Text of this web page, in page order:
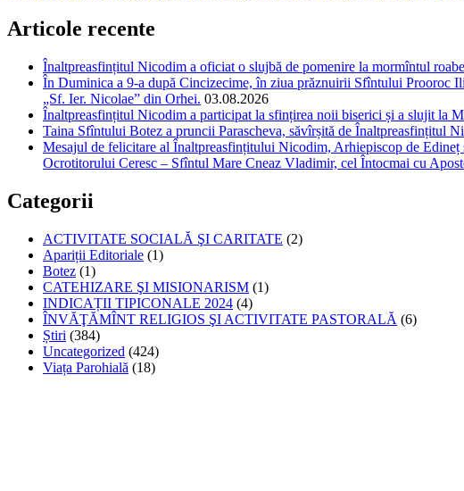
Articole recente
Înaltpreasfințitul Nicodim a oficiat o slujbă de pomenire la mormîntul
În Duminica a 9-a după Cincizecime, în ziua prăznuirii Sfîntului Prooroc
„Sf. Ier. Nicolae” din Orhei. 03.08.2026
Înaltpreasfințitul Nicodim a participat la sfințirea noii biserici și a slujit la
Taina Sfîntului Botez a pruncii Parascheva, săvîrșită de Înaltpreasfințitul
Mesajul de felicitare al Înaltpreasfințitului Nicodim, Arhiepiscop de
Ocrotitorului Ceresc – Sfîntul Mare Cneaz Vladimir, cel Întocmai cu
Categorii
ACTIVITATE SOCIALĂ ŞI CARITATE (2)
Apariții Editoriale (1)
Botez (1)
CATEHIZARE ŞI MISIONARISM (1)
INDICAȚII TIPICONALE 2024 (4)
ÎNVĂŢĂMÎNT RELIGIOS ŞI ACTIVITATE PASTORALĂ (6)
Știri (384)
Uncategorized (424)
Viața Parohială (18)